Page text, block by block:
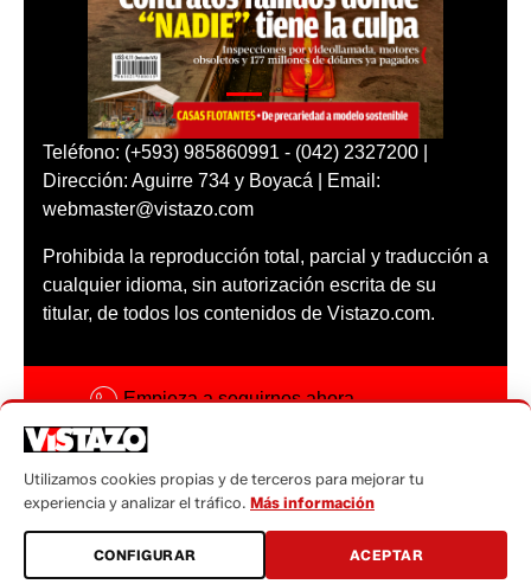
Teléfono: (+593) 985860991 - (042) 2327200 |
Dirección: Aguirre 734 y Boyacá | Email:
webmaster@vistazo.com
Prohibida la reproducción total, parcial y traducción a
cualquier idioma, sin autorización escrita de su
titular, de todos los contenidos de Vistazo.com.
Empieza a seguirnos ahora
Código ética
Sugerencias a:
sugerencias@vistazo.com
Utilizamos cookies propias y de terceros para mejorar tu
experiencia y analizar el tráfico. Más información
CONFIGURAR ACEPTAR